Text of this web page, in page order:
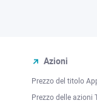
Azioni
Prezzo del titolo
Prezzo delle azioni